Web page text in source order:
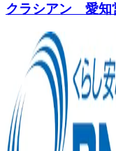
クラシアン 愛知